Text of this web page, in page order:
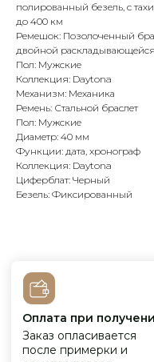
полированный безель, с
до 400 км
Ремешок: Позолоченный
двойной раскладывающейся
Пол: Мужские
Коллекция: Daytona
Механизм: Механика
Ремень: Стальной браслет
Пол: Мужские
Диаметр: 40 мм
Функции: дата, хронограф
Коллекция: Daytona
Циферблат: Черный
Безель: Фиксированный
Оплата при получении
Заказ опласивается
после примерки и
осмотра товара
и
Сервисное
обслуживание
На все товары
распространяется
гарантийные
обязательства